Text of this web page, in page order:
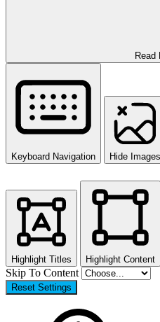
Read
Keyboard Navigation Hide Images
Highlight Titles Highlight Content
Skip To Content
Reset Settings